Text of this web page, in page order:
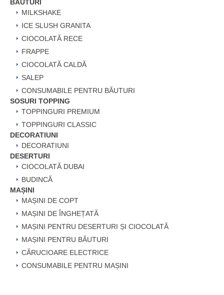
BĂUTURI
MILKSHAKE
ICE SLUSH GRANITA
CIOCOLATĂ RECE
FRAPPE
CIOCOLATĂ CALDĂ
SALEP
CONSUMABILE PENTRU BĂUTURI
SOSURI TOPPING
TOPPINGURI PREMIUM
TOPPINGURI CLASSIC
DECORATIUNI
DECORATIUNI
DESERTURI
CIOCOLATĂ DUBAI
BUDINCĂ
MAȘINI
MAȘINI DE COPT
MAȘINI DE ÎNGHEȚATĂ
MAȘINI PENTRU DESERTURI ȘI CIOCOLATĂ
MAȘINI PENTRU BĂUTURI
CĂRUCIOARE ELECTRICE
CONSUMABILE PENTRU MAȘINI